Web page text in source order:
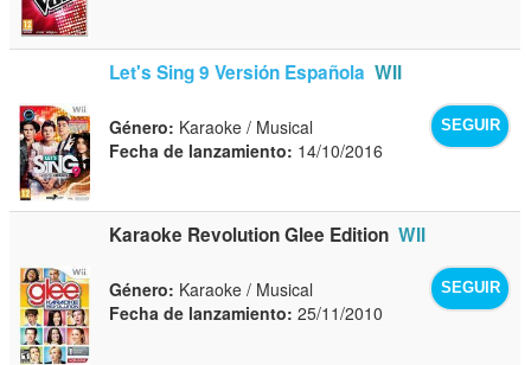
Let's Sing 9 Versión Española WII
SEGUIR
Género: Karaoke / Musical
Fecha de lanzamiento: 14/10/2016
Karaoke Revolution Glee Edition WII
SEGUIR
Género: Karaoke / Musical
Fecha de lanzamiento: 25/11/2010